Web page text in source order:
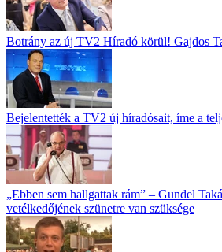
Botrány az új TV2 Híradó körül! Gajdos
Bejelentették a TV2 új híradósait, íme a
„Ebben sem hallgattak rám” – Gundel
vetélkedőjének szünetre van szüksége